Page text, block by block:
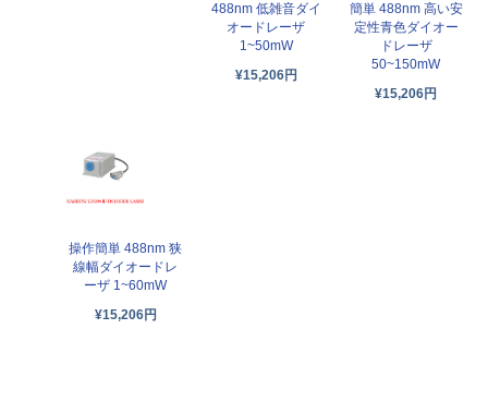
488nm 低雑音ダイ
オードレーザ
1~50mW
¥15,206円
簡単 488nm 高い安
定性青色ダイオー
ドレーザ
50~150mW
¥15,206円
操作簡単 488nm 狭
線幅ダイオードレ
ーザ 1~60mW
¥15,206円